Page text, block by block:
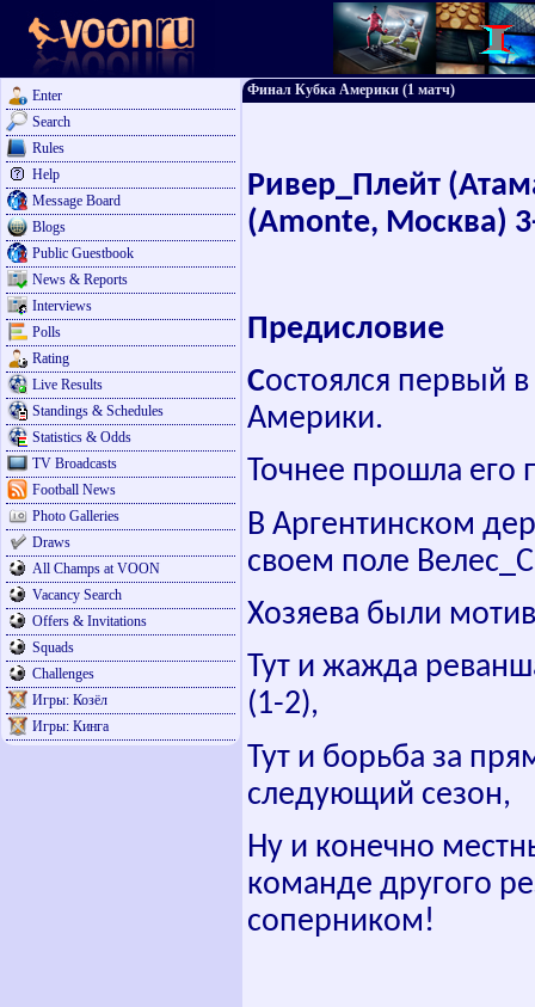
Enter
Search
Rules
Help
Message Board
Blogs
Public Guestbook
News & Reports
Interviews
Polls
Rating
Live Results
Standings & Schedules
Statistics & Odds
TV Broadcasts
Football News
Photo Galleries
Draws
All Champs at VOON
Vacancy Search
Offers & Invitations
Squads
Challenges
Игры: Козёл
Игры: Кинга
Финал Кубка Америки (1 матч)
Ривер_Плейт
(Amonte, Москва)
Предисловие
Состоялся первый
Америки.
Точнее прошла его
В Аргентинском
своем поле
Хозяева были
Тут и жажда
(1-2),
Тут и борьба за
следующий сезон,
Ну и конечно
команде другого
соперником!